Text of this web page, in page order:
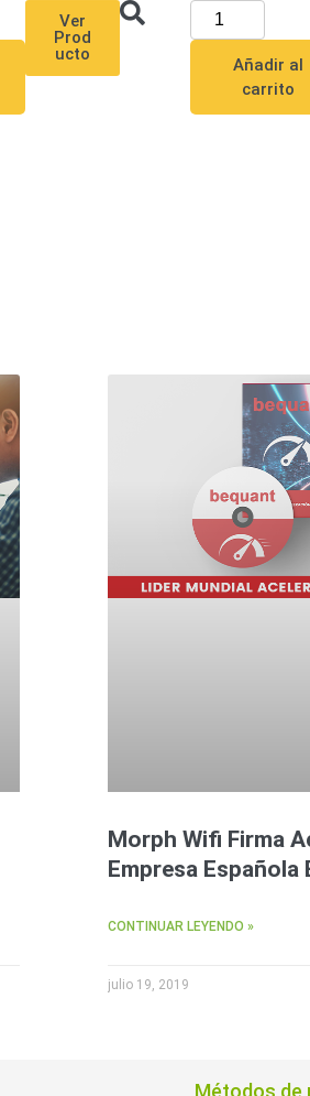
Ver
Prod
ucto
Añadir al
carrito
Morph Wifi Firma
Empresa Española
CONTINUAR LEYENDO »
julio 19, 2019
Métodos de